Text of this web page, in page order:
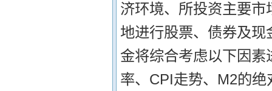
济环境、所投资主要
地进行股票、债券及
金将综合考虑以下因
率、CPI走势、M2的